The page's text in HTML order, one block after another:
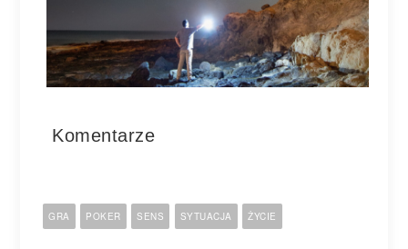
Komentarze
GRA POKER SENS SYTUACJA ŻYCIE